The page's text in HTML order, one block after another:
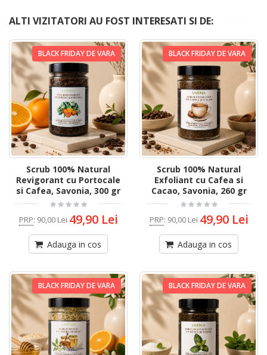
ALTI VIZITATORI AU FOST INTERESATI SI DE:
BLACK FRIDAY DE VARA
Scrub 100% Natural
Revigorant cu Portocale
si Cafea, Savonia, 300 gr
PRP: 90,00 Lei 49,90 Lei
Adauga in cos
BLACK FRIDAY DE VARA
Scrub 100% Natural
Exfoliant cu Cafea si
Cacao, Savonia, 260 gr
PRP: 90,00 Lei 49,90 Lei
Adauga in cos
BLACK FRIDAY DE VARA BLACK FRIDAY DE VARA